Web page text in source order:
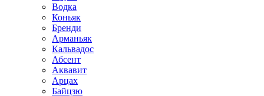
Водка
Коньяк
Бренди
Арманьяк
Кальвадос
Абсент
Аквавит
Арцах
Байцзю